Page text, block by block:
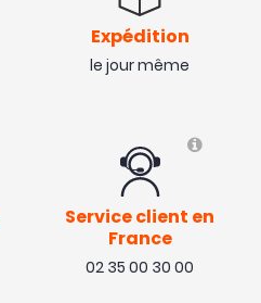
Expédition
le jour même
Service client en
France
02 35 00 30 00